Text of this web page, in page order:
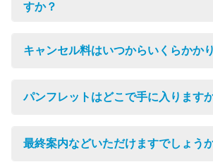
すか？
キャンセル料はいつからいくらかか
パンフレットはどこで手に入ります
最終案内などいただけますでしょう